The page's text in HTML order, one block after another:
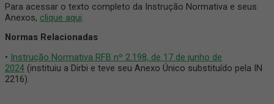
Para acessar o texto completo da Instrução Normativa e seus
Anexos, clique aqui.
Normas Relacionadas
• Instrução Normativa RFB nº 2.198, de 17 de junho de
2024 (instituiu a Dirbi e teve seu Anexo Único substituído pela IN
2216).